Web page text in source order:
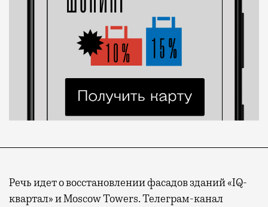
Речь идет о восстановлении фасадов зданий «IQ-
квартал» и Moscow Towers. Телеграм-канал